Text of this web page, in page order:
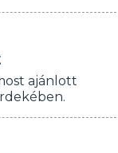
ajánlott